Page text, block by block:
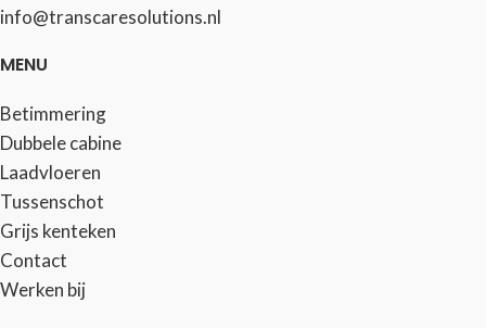
info@transcaresolutions.nl
MENU
Betimmering
Dubbele cabine
Laadvloeren
Tussenschot
Grijs kenteken
Contact
Werken bij